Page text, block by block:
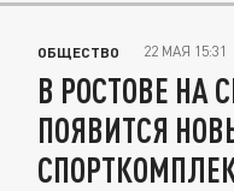
ОБЩЕСТВО 22 МАЯ 15:31
В РОСТОВЕ НА
ПОЯВИТСЯ